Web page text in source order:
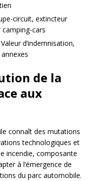
circuit, extincteur
cars
d’indemnisation,
de la
aux
connaît des mutations
technologiques et
incendie, composante
à l’émergence de
du parc automobile.